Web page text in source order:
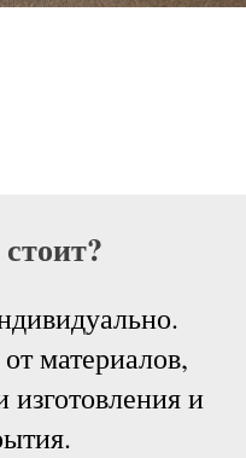
материалов,
изготовления и